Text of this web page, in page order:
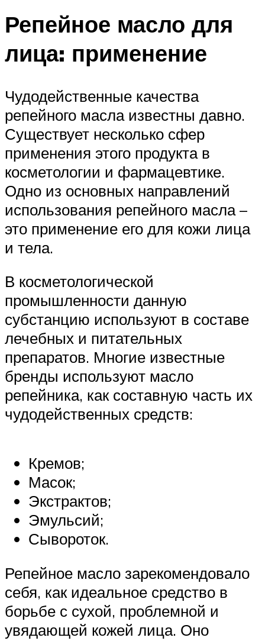
Репейное масло для
лица: применение
Чудодейственные качества
репейного масла известны давно.
Существует несколько сфер
применения этого продукта в
косметологии и фармацевтике.
Одно из основных направлений
использования репейного масла –
это применение его для кожи лица
и тела.
В косметологической
промышленности данную
субстанцию используют в составе
лечебных и питательных
препаратов. Многие известные
бренды используют масло
репейника, как составную часть их
чудодейственных средств:
Кремов;
Масок;
Экстрактов;
Эмульсий;
Сывороток.
Репейное масло зарекомендовало
себя, как идеальное средство в
борьбе с сухой, проблемной и
увядающей кожей лица. Оно